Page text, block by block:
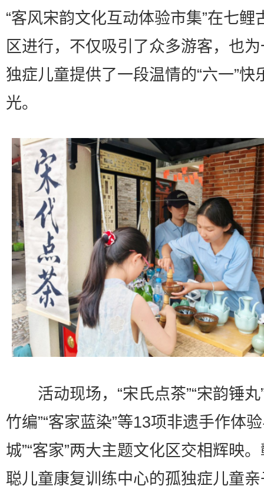
“客风宋韵文化互动体验市集”在七鲤
区进行，不仅吸引了众多游客，也
独症儿童提供了一段温情的“六一”快
光。
活动现场，“宋氏点茶”“宋韵锤丸
竹编”“客家蓝染”等13项非遗手作体
城”“客家”两大主题文化区交相辉映
聪儿童康复训练中心的孤独症儿童